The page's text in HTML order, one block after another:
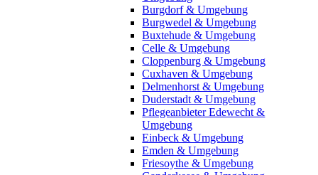
Burgdorf & Umgebung
Burgwedel & Umgebung
Buxtehude & Umgebung
Celle & Umgebung
Cloppenburg & Umgebung
Cuxhaven & Umgebung
Delmenhorst & Umgebung
Duderstadt & Umgebung
Pflegeanbieter Edewecht &
Umgebung
Einbeck & Umgebung
Emden & Umgebung
Friesoythe & Umgebung